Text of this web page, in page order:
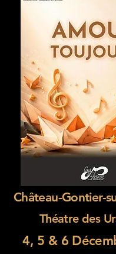
Château-Gontier-
Théatre des
4, 5 & 6